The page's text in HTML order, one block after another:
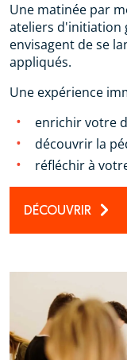
Une matinée par
ateliers d'initiation
envisagent de se
appliqués.
Une expérience
enrichir votre
découvrir la
réfléchir à
DÉCOUVRIR